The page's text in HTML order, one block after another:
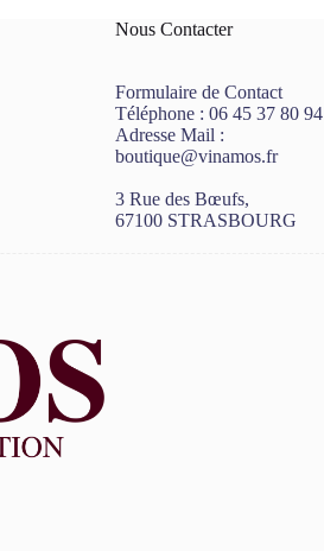
Nous Contacter
Formulaire de Contact
Téléphone :06 45 37 80 94
Adresse Mail :
boutique@vinamos.fr
3 Rue des Bœufs,
67100 STRASBOURG